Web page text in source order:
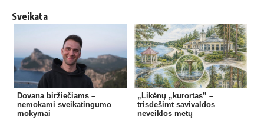
Sveikata
Dovana biržiečiams –
nemokami sveikatingumo
mokymai
„Likėnų „kurortas” –
trisdešimt savivaldos
neveiklos metų